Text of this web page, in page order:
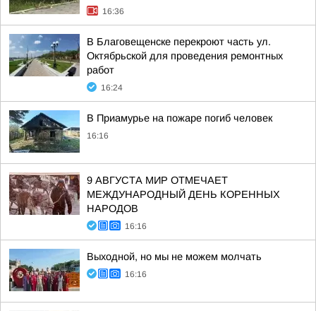
16:36
В Благовещенске перекроют часть ул.
Октябрьской для проведения ремонтных
работ
16:24
В Приамурье на пожаре погиб человек
16:16
9 АВГУСТА МИР ОТМЕЧАЕТ
МЕЖДУНАРОДНЫЙ ДЕНЬ КОРЕННЫХ
НАРОДОВ
16:16
Выходной, но мы не можем молчать
16:16